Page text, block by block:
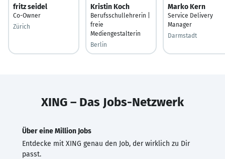
fritz seidel
Co-Owner
Zürich
Kristin Koch
Berufsschullehrerin |
freie
Mediengestalterin
Berlin
Marko Kern
Service Delivery
Manager
Darmstadt
XING – Das Jobs-Netzwerk
Über eine Million Jobs
Entdecke mit XING genau den Job, der wirklich zu Dir
passt.